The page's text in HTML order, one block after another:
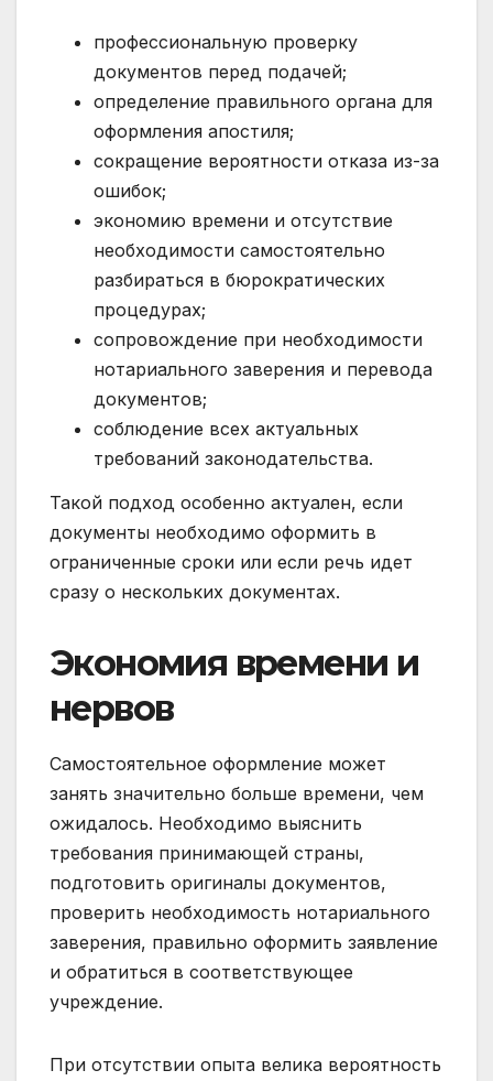
профессиональную проверку
документов перед подачей;
определение правильного органа для
оформления апостиля;
сокращение вероятности отказа из-за
ошибок;
экономию времени и отсутствие
необходимости самостоятельно
разбираться в бюрократических
процедурах;
сопровождение при необходимости
нотариального заверения и перевода
документов;
соблюдение всех актуальных
требований законодательства.
Такой подход особенно актуален, если
документы необходимо оформить в
ограниченные сроки или если речь идет
сразу о нескольких документах.
Экономия времени и
нервов
Самостоятельное оформление может
занять значительно больше времени, чем
ожидалось. Необходимо выяснить
требования принимающей страны,
подготовить оригиналы документов,
проверить необходимость нотариального
заверения, правильно оформить заявление
и обратиться в соответствующее
учреждение.
При отсутствии опыта велика вероятность